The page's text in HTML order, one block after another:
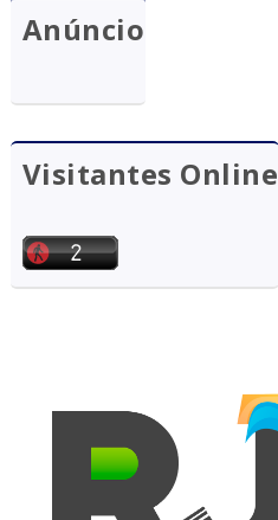
Anúncio
Visitantes Online